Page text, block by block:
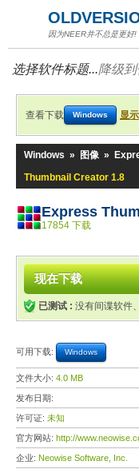
因为NEER并不总是更好!
选择软件标题...降级
查看下载 Windows 显
Windows » 图像 »
Thumbnail Creator 1.8
Express
17854 下载
现在下载
已测试 : 没有间谍软件
可用下载: Windows
文件大小: 4.0 MB
发布日期:
许可证: 未知
官方网站: http://
企业: Neowise Software, Inc.